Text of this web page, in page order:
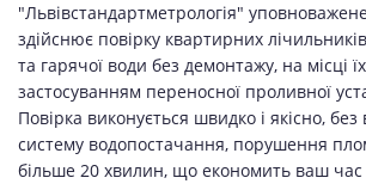
"Львівстандартметрологія"
здійснює повірку квартирних
та гарячої води без демонтажу, на місці
застосуванням переносної проливної
Повірка виконується швидко і якісно,
систему водопостачання, порушення
більше 20 хвилин, що економить ваш час